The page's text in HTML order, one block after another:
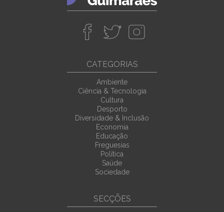
CATEGORIAS
Ambiente
Ciência & Tecnologia
Cultura
Desporto
Diversidade & Inclusão
Economia
Educação
Freguesias
Política
Saúde
Sociedade
SECÇÕES